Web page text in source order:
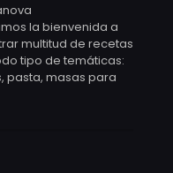
la bienvenida a
multitud de recetas
tipo de temáticas:
pasta, masas para